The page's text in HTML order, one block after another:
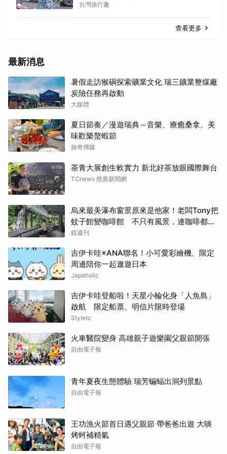
台灣旅行趣
查看更多
最新消息
暑假走訪猴硐探索礦業文化 瑞三鑛業整煤廠
炭險任務再啟動
大媒體
夏日節奏／漫遊瑞典～音樂、療癒桑拿、美
味歡樂螯蝦節
旅奇傳媒
茶青大展創生軟實力 新北好茶放眼國際舞台
TCnews 慈善新聞網
烏來最美瀑布窗景原來是他家！老闆Tony把
蚊子館變咖啡館 不只有風景，連咖啡都好
喝到讓人想再來
鏡週刊
吉伊卡哇×ANA聯名！小可愛彩繪機、限定
周邊陪你一起遨遊日本
Japaholic
吉伊卡哇登船啦！天星小輪化身「人魚島」
啟航 限定船票、明信片限時登場
Styletc
火車醫院變身 高雄親子遊樂園父親節開張
自由電子報
青年夏夜生態體驗 瑞芳蝙蝠出洞列景點
自由電子報
王功漁火節首日遇父親節 帶爸爸出遊 大啖
烤蚵補精氣
自由電子報